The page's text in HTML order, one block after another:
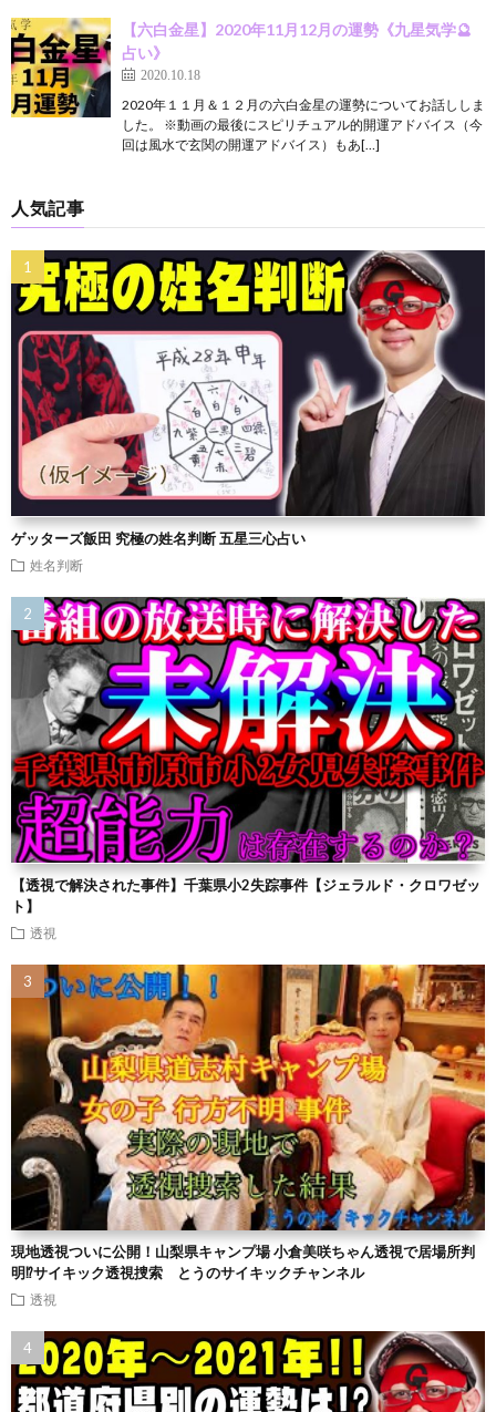
【六白金星】2020年11月12月の運勢《九星気学🔮
占い》
2020.10.18
2020年１１月＆１２月の六白金星の運勢についてお話ししま
した。 ※動画の最後にスピリチュアル的開運アドバイス（今
回は風水で玄関の開運アドバイス）もあ[…]
人気記事
ゲッターズ飯田 究極の姓名判断 五星三心占い
姓名判断
【透視で解決された事件】千葉県小2失踪事件【ジェラルド・クロワゼッ
ト】
透視
現地透視ついに公開！山梨県キャンプ場 小倉美咲ちゃん透視で居場所判
明⁉︎サイキック透視捜索 とうのサイキックチャンネル
透視